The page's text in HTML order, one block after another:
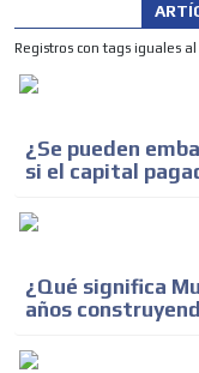
Registros con tags iguales al
¿Se pueden
si el capital
¿Qué significa
años